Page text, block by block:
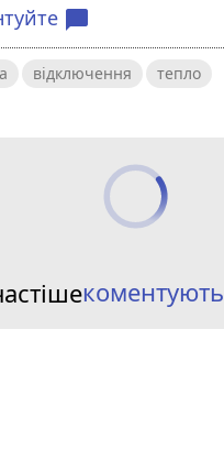
chat_bubble
відключення тепло
коментують